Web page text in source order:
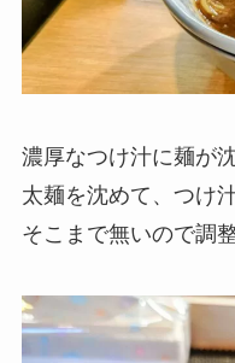
濃厚なつけ汁に麺が
太麺を沈めて、つけ
そこまで無いので調